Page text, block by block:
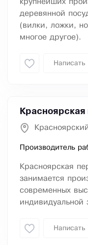
крупнейших
деревянной
(вилки, ложки,
многое другое).
Написать
Производитель
Красноярская
занимается
современных
индивидуальной
Написать